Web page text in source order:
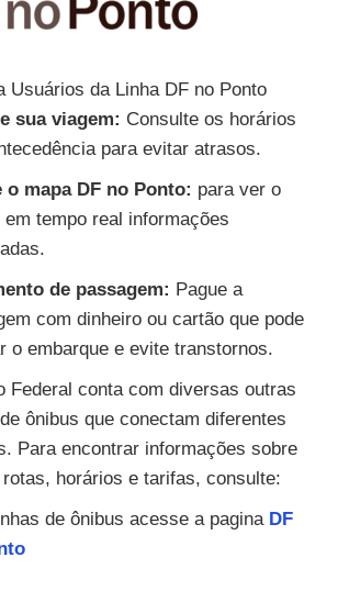
Usuários da Linha DF no Ponto
sua viagem: Consulte os horários
para evitar atrasos.
o mapa DF no Ponto: para ver o
em tempo real informações
de passagem: Pague a
com dinheiro ou cartão que pode
o embarque e evite transtornos.
Federal conta com diversas outras
ônibus que conectam diferentes
Para encontrar informações sobre
horários e tarifas, consulte:
de ônibus acesse a pagina DF